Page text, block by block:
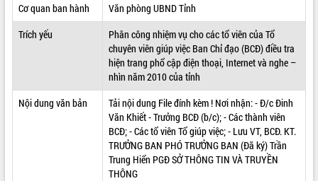
THÔNG TIN CHỈ ĐẠO ĐIỀU HÀNH
HỆ THỐNG VĂN BẢN
ĐIỂM TIN VĂN BẢN
Cơ quan ban hành
Văn phòng UBND Tỉnh
Trích yếu
Phân công nhiệm vụ cho các tổ viên của Tổ
chuyên viên giúp việc Ban Chỉ đạo (BCĐ) điều tra
hiện trang phổ cập điện thoại, Internet và nghe –
nhìn năm 2010 của tỉnh
Nội dung văn bản
Tải nội dung File đính kèm ! Nơi nhận: - Đ/c Đinh
Văn Khiết - Trưởng BCĐ (b/c); - Các thành viên
BCĐ; - Các tổ viên Tổ giúp việc; - Lưu VT, BCĐ. KT.
TRƯỞNG BAN PHÓ TRƯỞNG BAN (Đã ký) Trần
Trung Hiển PGĐ SỞ THÔNG TIN VÀ TRUYỀN
THÔNG